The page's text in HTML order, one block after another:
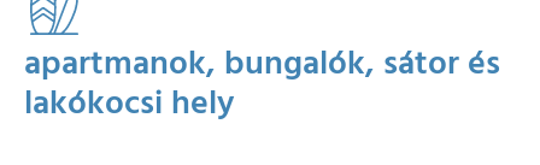
apartmanok, bungalók, sátor és
lakókocsi hely